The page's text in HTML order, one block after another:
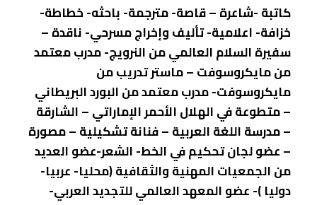
كاتبة -شاعرة – قاصة- مترجمة- باحثه- خطاطة-
خزافة- اعلامية- تأليف وإخراج مسرحي- ناقدة –
سفيرة السلام العالمي من النرويج- مدرب معتمد
من مايكروسوفت – ماستر تدريب من
مايكروسوفت- مدرب معتمد من البورد البريطاني
– متطوعة في الهلال الأحمر الإماراتي – الشارقة
– مدرسة اللغة العربية – فنانة تشكيلية – مصورة
– عضو لجان تحكيم في الخط- الشعر-عضو العديد
من الجمعيات المهنية والثقافية (محليا- عربيا-
دوليا )- عضو المعهد العالمي للتجديد العربي-